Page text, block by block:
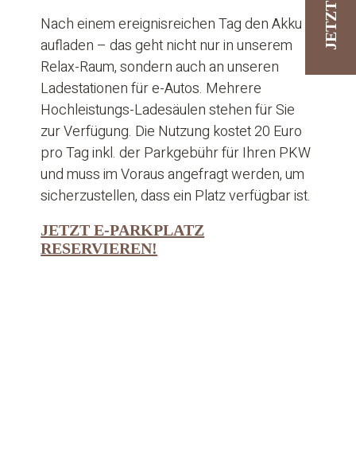
J
E
T
Z
T
B
U
C
H
E
Nach einem ereignisreichen Tag den Akku
aufladen – das geht nicht nur in unserem
Relax-Raum, sondern auch an unseren
Ladestationen für e-Autos. Mehrere
Hochleistungs-Ladesäulen stehen für Sie
zur Verfügung. Die Nutzung kostet 20 Euro
pro Tag inkl. der Parkgebühr für Ihren PKW
und muss im Voraus angefragt werden, um
sicherzustellen, dass ein Platz verfügbar ist.
JETZT E-PARKPLATZ
RESERVIEREN!